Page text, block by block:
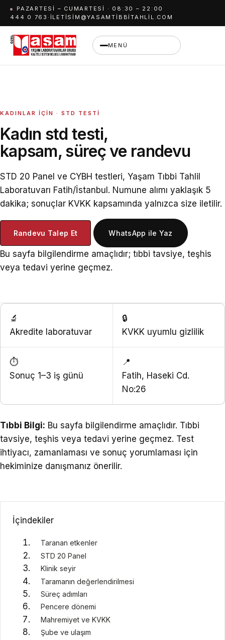
İçeriğe
geç
PAZARTESI – CUMARTESI · 08:30 – 22:00
444 0 763 · ILETISIM@YASAMTIBBITAHLIL.COM
MENÜ
KADINLAR İÇIN · STD TESTI
Kadın std testi,
kapsam, süreç ve randevu
STD 20 Panel ve CYBH testleri, Yaşam Tıbbi Tahlil
Laboratuvarı Fatih/İstanbul. Numune alımı yaklaşık 5
dakika; sonuçlar KVKK kapsamında yalnızca size iletilir.
Randevu Talep Et WhatsApp ile Yaz
Bu sayfa bilgilendirme amaçlıdır; tıbbi tavsiye, teşhis
veya tedavi yerine geçmez.
🔬
Akredite laboratuvar
🔒
KVKK uyumlu gizlilik
⏱
Sonuç 1–3 iş günü
📍
Fatih, Haseki Cd.
No:26
Tıbbi Bilgi: Bu sayfa bilgilendirme amaçlıdır. Tıbbi
tavsiye, teşhis veya tedavi yerine geçmez. Test
ihtiyacı, zamanlaması ve sonuç yorumlaması için
hekiminize danışmanız önerilir.
İçindekiler
Taranan etkenler
STD 20 Panel
Klinik seyir
Taramanın değerlendirilmesi
Süreç adımları
Pencere dönemi
Mahremiyet ve KVKK
Şube ve ulaşım